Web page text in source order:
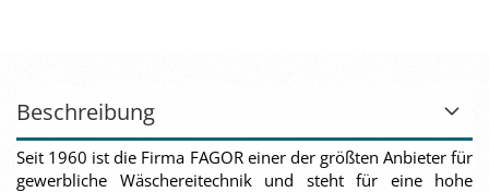
Beschreibung
Seit 1960 ist die Firma FAGOR einer der größten Anbieter für
gewerbliche Wäschereitechnik und steht für eine hohe